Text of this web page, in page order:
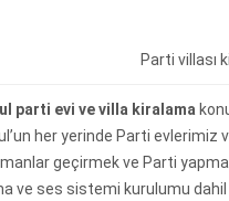
Parti villası
parti evi ve villa kiralama
her yerinde Parti evlerimiz
geçirmek ve Parti
ve ses sistemi kurulumu dahil